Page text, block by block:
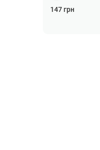
умывания
147 грн